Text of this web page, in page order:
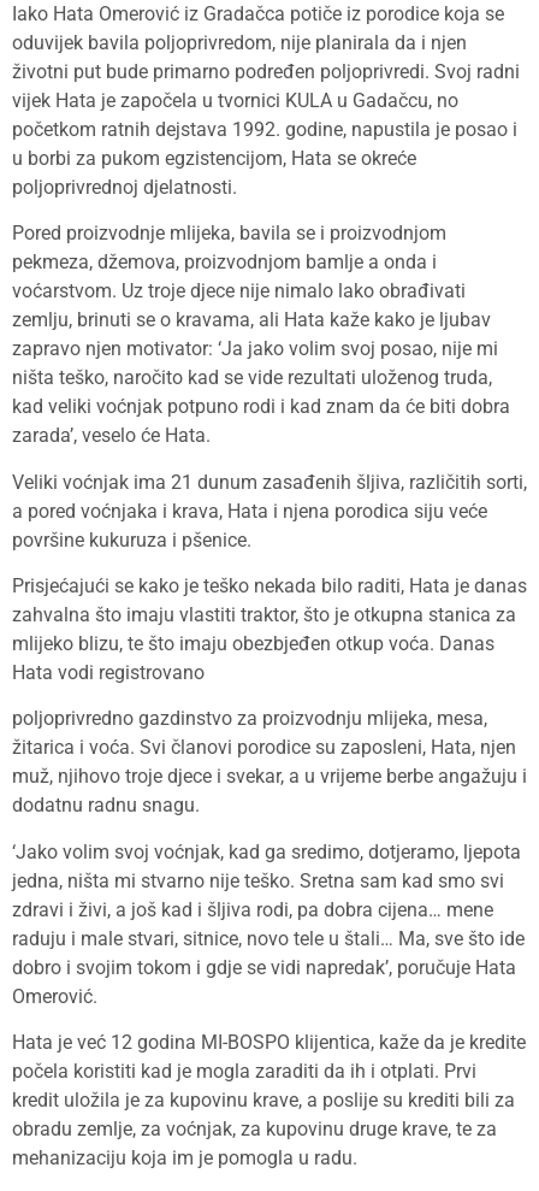
Iako Hata Omerović iz Gradačca potiče iz porodice koja se
oduvijek bavila poljoprivredom, nije planirala da i njen
životni put bude primarno podređen poljoprivredi. Svoj radni
vijek Hata je započela u tvornici KULA u Gadačcu, no
početkom ratnih dejstava 1992. godine, napustila je posao i
u borbi za pukom egzistencijom, Hata se okreće
poljoprivrednoj djelatnosti.
Pored proizvodnje mlijeka, bavila se i proizvodnjom
pekmeza, džemova, proizvodnjom bamlje a onda i
voćarstvom. Uz troje djece nije nimalo lako obrađivati
zemlju, brinuti se o kravama, ali Hata kaže kako je ljubav
zapravo njen motivator: ‘Ja jako volim svoj posao, nije mi
ništa teško, naročito kad se vide rezultati uloženog truda,
kad veliki voćnjak potpuno rodi i kad znam da će biti dobra
zarada’, veselo će Hata.
Veliki voćnjak ima 21 dunum zasađenih šljiva, različitih sorti,
a pored voćnjaka i krava, Hata i njena porodica siju veće
površine kukuruza i pšenice.
Prisjećajući se kako je teško nekada bilo raditi, Hata je danas
zahvalna što imaju vlastiti traktor, što je otkupna stanica za
mlijeko blizu, te što imaju obezbjeđen otkup voća. Danas
Hata vodi registrovano
poljoprivredno gazdinstvo za proizvodnju mlijeka, mesa,
žitarica i voća. Svi članovi porodice su zaposleni, Hata, njen
muž, njihovo troje djece i svekar, a u vrijeme berbe angažuju i
dodatnu radnu snagu.
‘Jako volim svoj voćnjak, kad ga sredimo, dotjeramo, ljepota
jedna, ništa mi stvarno nije teško. Sretna sam kad smo svi
zdravi i živi, a još kad i šljiva rodi, pa dobra cijena… mene
raduju i male stvari, sitnice, novo tele u štali… Ma, sve što ide
dobro i svojim tokom i gdje se vidi napredak’, poručuje Hata
Omerović.
Hata je već 12 godina MI-BOSPO klijentica, kaže da je kredite
počela koristiti kad je mogla zaraditi da ih i otplati. Prvi
kredit uložila je za kupovinu krave, a poslije su krediti bili za
obradu zemlje, za voćnjak, za kupovinu druge krave, te za
mehanizaciju koja im je pomogla u radu.